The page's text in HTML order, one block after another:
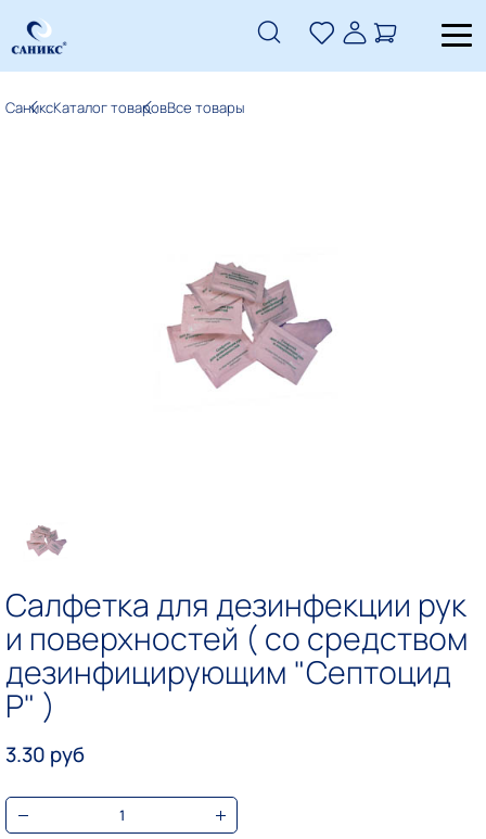
СаниксКаталог товаровВсе товары
Салфетка для дезинфекции рук
и поверхностей ( со средством
дезинфицирующим "Септоцид
Р" )
3.30 руб